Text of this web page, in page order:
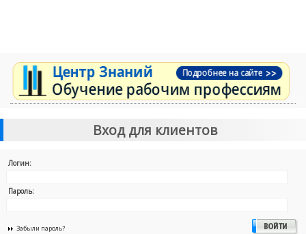
Вход для клиентов
Логин:
Пароль:
Забыли пароль?